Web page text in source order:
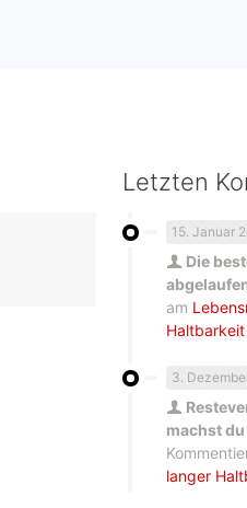
Letzten
15. Januar
Die
am
3.
machst
langer